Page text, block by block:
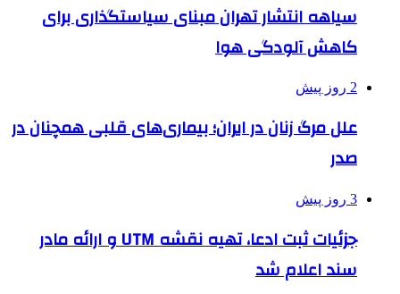
سیاهه انتشار تهران مبنای سیاستگذاری برای
کاهش آلودگی هوا
2 روز پیش
علل مرگ زنان در ایران؛ بیماری‌های قلبی همچنان در
صدر
3 روز پیش
جزئیات ثبت ادعا، تهیه نقشه UTM و ارائه مادر
سند اعلام شد